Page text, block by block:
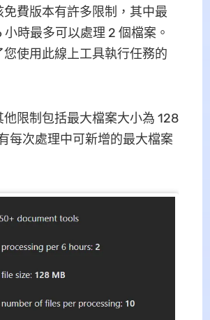
免費版本有許多限制，其中最
小時最多可以處理 2 個檔案。
使用此線上工具執行任務的
他限制包括最大檔案大小為 128
每次處理中可新增的最大檔案